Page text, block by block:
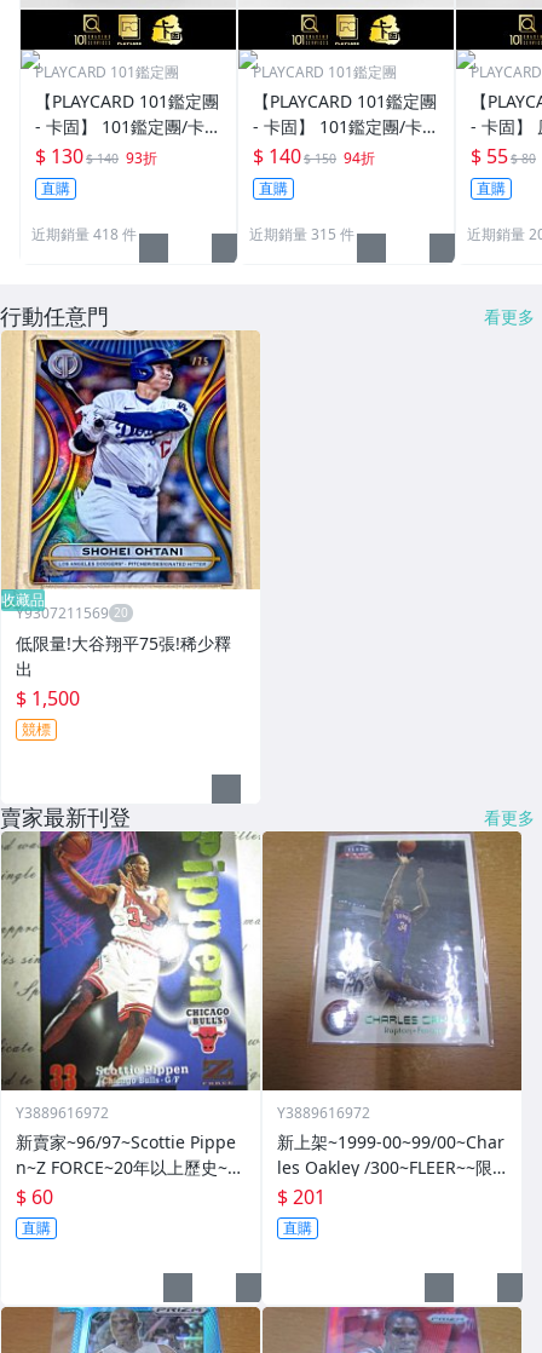
PLAYCARD 101鑑定團
【PLAYCARD 101鑑定團
- 卡固】 101鑑定團/卡固
原廠原裝 一般卡夾 / 塑
膠殼 尺寸：35pt
$ 130$ 140 93折
直購
近期銷量 418 件
PLAYCARD 101鑑定團
【PLAYCARD 101鑑定團
- 卡固】 101鑑定團/卡固
原廠原裝 一般卡夾 / 塑
膠殼 尺寸：55pt
$ 140$ 150 94折
直購
近期銷量 315 件
【
- 卡固】
卡夾 /
pt /
$ 55$ 80
直購
近期銷量
行動任意門 看更多
收藏品
Y9307211569
低限量!大谷翔平75張!稀少釋
出
$ 1,500
競標
賣家最新刊登 看更多
Y3889616972
新賣家~96/97~Scottie Pippe
n~Z FORCE~20年以上歷史~無
限量~
$ 60
直購
Y3889616972
新上架~1999-00~99/00~Char
les Oakley /300~FLEER~~限
量/300~1060114-1
$ 201
直購